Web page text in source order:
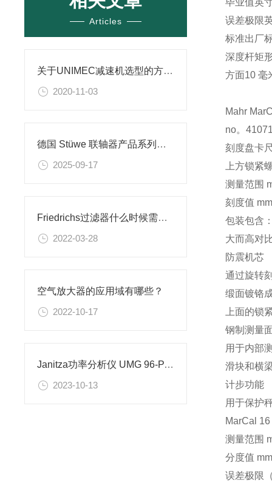
Articles
关于UNIMEC减速机选型的方法技巧
2020-11-03
德国 Stüwe 联轴器产品系列型号介绍及选型指导​
2025-09-17
Friedrichs过滤器什么时候需要更换滤袋？
2022-03-28
空气放大器的应用域有哪些？
2022-10-17
Janitza功率分析仪 UMG 96-PA介绍
2023-10-13
毕业值英
误差极限
标准出厂
深度杆矩
方面10 毫
Mahr
no。
刻度盘卡
上方锁紧
测量范围
刻度值
包装包含
大而高对
防震机芯
通过旋转
缎面镀铬
上面的锁
钢制测量
用于内部
滑块和横
计步功能
用于保护
MarCal
测量范围
分度值
误差极限